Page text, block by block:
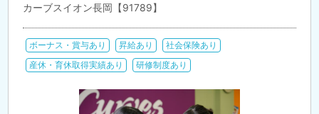
カーブスイオン長岡【91789】
ボーナス・賞与あり 昇給あり
社会保険あり
産休・育休取得実績あり
研修制度あり